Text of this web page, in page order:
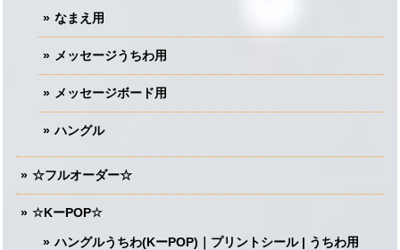
なまえ用
メッセージうちわ用
メッセージボード用
ハングル
☆フルオーダー☆
☆KーPOP☆
ハングルうちわ(KーPOP)｜プリントシール | うちわ用